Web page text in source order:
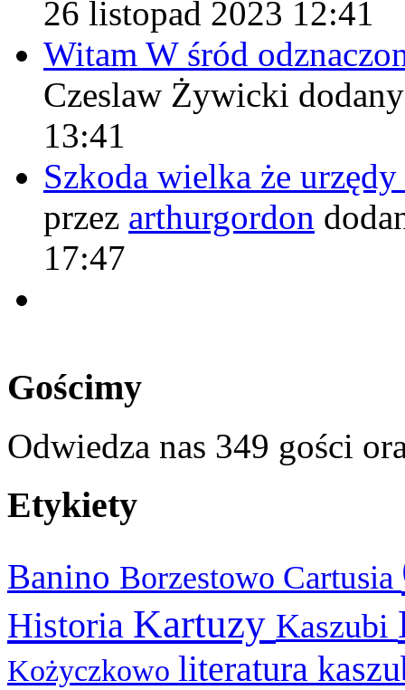
26 listopad 2023 12:41
Witam W śród
Czeslaw Żywicki
13:41
Szkoda wielka że
przez arthurgordon
17:47
Gościmy
Odwiedza nas 349 gości
Etykiety
Banino Borzestowo Cartusia
Historia Kartuzy Kaszubi
Kożyczkowo literatura